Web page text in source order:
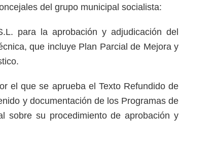
del grupo municipal socialista:
para la aprobación y adjudicación del
que incluye Plan Parcial de Mejora y
el que se aprueba el Texto Refundido de
y documentación de los Programas de
sobre su procedimiento de aprobación y